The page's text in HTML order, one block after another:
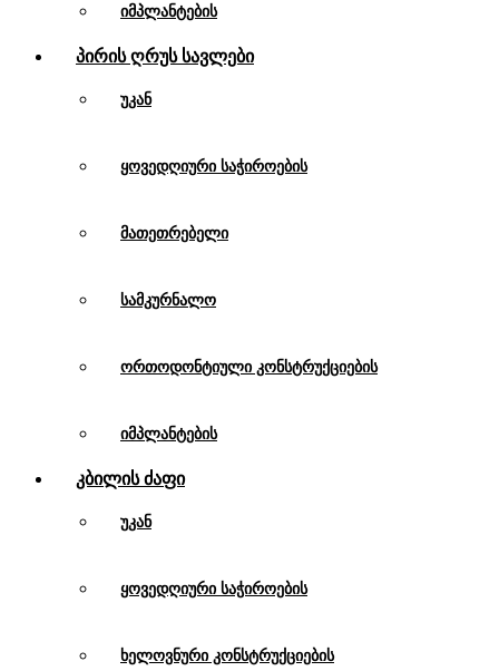
იმპლანტების
Პირის Ღრუს Სავლები
უკან
ყოვედღიური საჭიროების
მათეთრებელი
სამკურნალო
ორთოდონტიული კონსტრუქციების
იმპლანტების
Კბილის Ძაფი
უკან
ყოვედღიური საჭიროების
ხელოვნური კონსტრუქციების